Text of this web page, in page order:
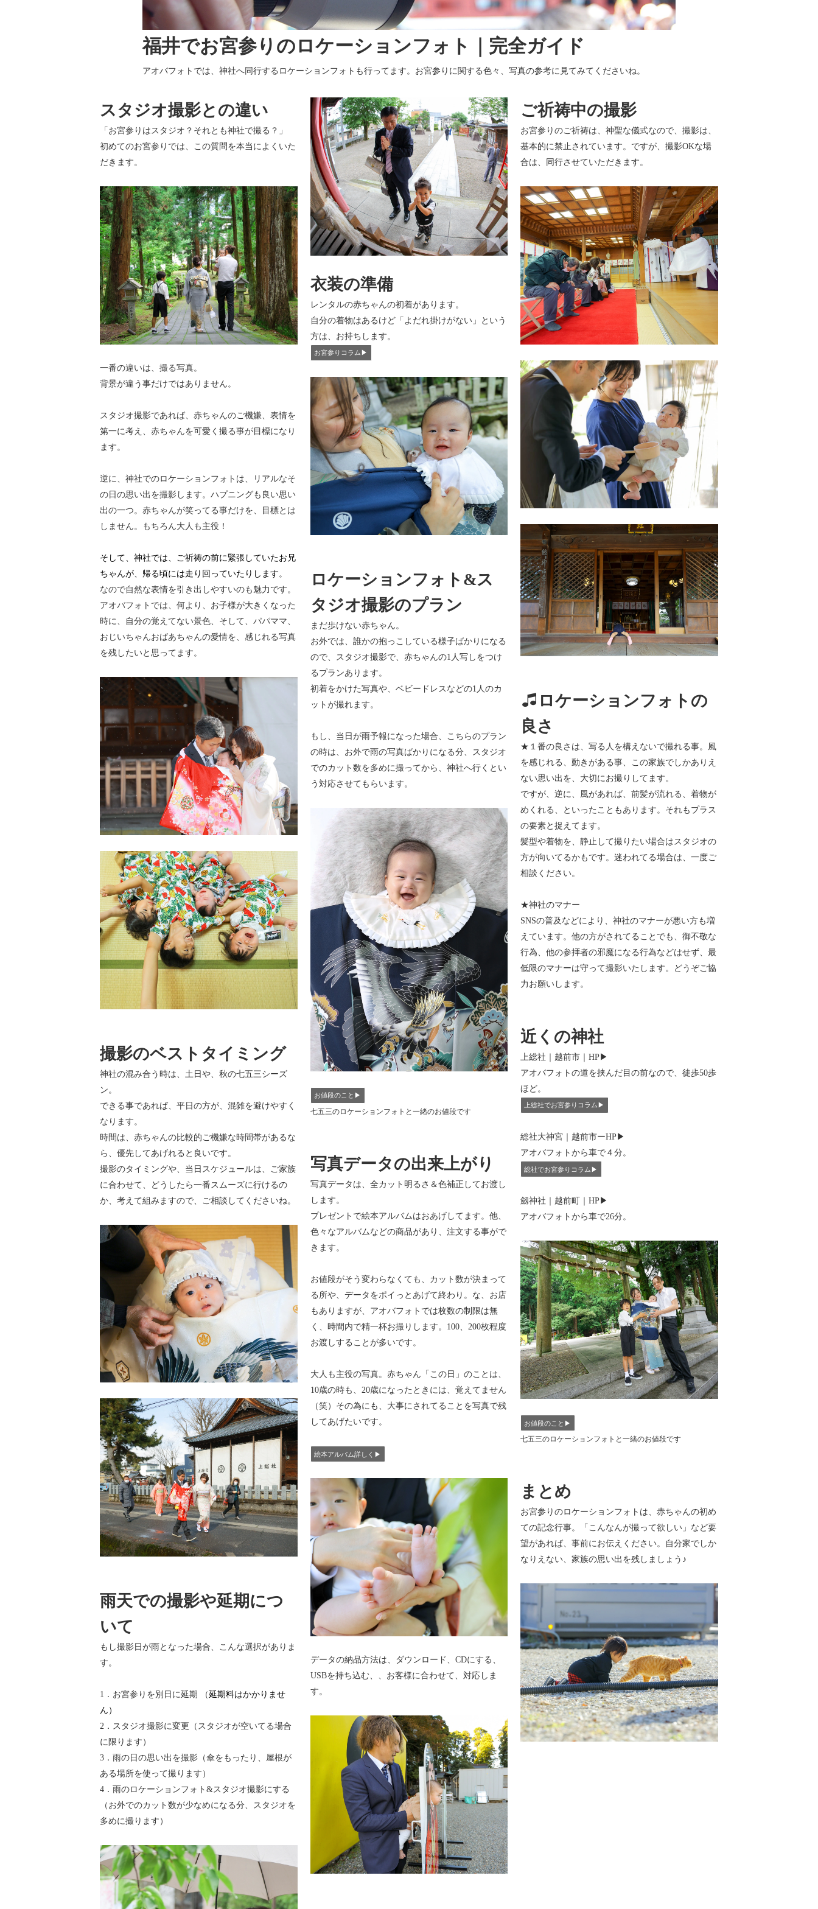
福井でお宮参りのロケーションフォト｜完全ガイド
アオバフォトでは、神社へ同行するロケーションフォトも行ってます。お宮参りに関する色々、写真の参考に見てみてくださいね。
スタジオ撮影との違い
「お宮参りはスタジオ？それとも神社で撮る？」
初めてのお宮参りでは、この質問を本当によくいた
だきます。
一番の違いは、撮る写真。
背景が違う事だけではありません。
スタジオ撮影であれば、赤ちゃんのご機嫌、表情を
第一に考え、赤ちゃんを可愛く撮る事が目標になり
ます。
逆に、神社でのロケーションフォトは、リアルなそ
の日の思い出を撮影します。ハプニングも良い思い
出の一つ。赤ちゃんが笑ってる事だけを、目標とは
しません。もちろん大人も主役！
そして、神社では、ご祈祷の前に緊張していたお兄
ちゃんが、帰る頃には走り回っていたりします 。
なので自然な表情を引き出しやすいのも魅力です。
アオバフォトでは、何より、お子様が大きくなった
時に、自分の覚えてない景色、そして、パパママ、
おじいちゃんおばあちゃんの愛情を、感じれる写真
を残したいと思ってます。
撮影のベストタイミング
神社の混み合う時は、土日や、秋の七五三シーズ
ン。
できる事であれば、平日の方が、混雑を避けやすく
なります。
時間は、赤ちゃんの比較的ご機嫌な時間帯があるな
ら、優先してあげれると良いです。
撮影のタイミングや、当日スケジュールは、ご家族
に合わせて、どうしたら一番スムーズに行けるの
か、考えて組みますので、ご相談してくださいね。
雨天での撮影や延期につ
いて
もし撮影日が雨となった場合、こんな選択がありま
す。
1．お宮参りを別日に延期 （ 延期料はかかりませ
ん）
2．スタジオ撮影に変更（スタジオが空いてる場合
に限ります）
3．雨の日の思い出を撮影（傘をもったり、屋根が
ある場所を使って撮ります）
4．雨のロケーションフォト&スタジオ撮影にする
（お外でのカット数が少なめになる分、スタジオを
多めに撮ります）
衣装の準備
レンタルの赤ちゃんの初着があります。
自分の着物はあるけど「よだれ掛けがない」という
方は、お持ちします。
お宮参りコラム▶︎
ロケーションフォト&ス
タジオ撮影のプラン
まだ歩けない赤ちゃん。
お外では、誰かの抱っこしている様子ばかりになる
ので、スタジオ撮影で、赤ちゃんの1人写しをつけ
るプランあります。
初着をかけた写真や、ベビードレスなどの1人のカ
ットが撮れます。
もし、当日が雨予報になった場合、こちらのプラン
の時は、お外で雨の写真ばかりになる分、スタジオ
でのカット数を多めに撮ってから、神社へ行くとい
う対応させてもらいます。
お値段のこと▶︎
七五三のロケーションフォトと一緒のお値段です
写真データの出来上がり
写真データは、全カット明るさ＆色補正してお渡し
します。
プレゼントで絵本アルバムはおあげしてます。他、
色々なアルバムなどの商品があり、注文する事がで
きます。
お値段がそう変わらなくても、カット数が決まって
る所や、データをポイっとあげて終わり。な、お店
もありますが、アオバフォトでは枚数の制限は無
く、時間内で精一杯お撮りします。100、200枚程度
お渡しすることが多いです。
大人も主役の写真。赤ちゃん「この日」のことは、
10歳の時も、20歳になったときには、覚えてません
（笑）その為にも、大事にされてることを写真で残
してあげたいです。
絵本アルバム詳しく▶︎
データの納品方法は、ダウンロード、CDにする、
USBを持ち込む、、お客様に合わせて、対応しま
す。
ご祈祷中の撮影
お宮参りのご祈祷は、神聖な儀式なので、撮影は、
基本的に禁止されています。ですが、撮影OKな場
合は、同行させていただきます。
ロケーションフォトの
良さ
★１番の良さは、写る人を構えないで撮れる事。風
を感じれる、動きがある事、この家族でしかありえ
ない思い出を、大切にお撮りしてます。
ですが、逆に、風があれば、前髪が流れる、着物が
めくれる、といったこともあります。それもプラス
の要素と捉えてます。
髪型や着物を、静止して撮りたい場合はスタジオの
方が向いてるかもです。迷われてる場合は、一度ご
相談ください。
★神社のマナー
SNSの普及などにより、神社のマナーが悪い方も増
えています。他の方がされてることでも、御不敬な
行為、他の参拝者の邪魔になる行為などはせず、最
低限のマナーは守って撮影いたします。どうぞご協
力お願いします。
近くの神社
上総社｜越前市｜HP▶︎
アオバフォトの道を挟んだ目の前なので、徒歩50歩
ほど。
上総社でお宮参りコラム▶︎
総社大神宮｜越前市ーHP▶︎
アオバフォトから車で４分。
総社でお宮参りコラム▶︎
劔神社｜越前町｜HP▶︎
アオバフォトから車で26分。
お値段のこと▶︎
七五三のロケーションフォトと一緒のお値段です
まとめ
お宮参りのロケーションフォトは、赤ちゃんの初め
ての記念行事。「こんなんが撮って欲しい」など要
望があれば、事前にお伝えください。自分家でしか
なりえない、家族の思い出を残しましょう♪